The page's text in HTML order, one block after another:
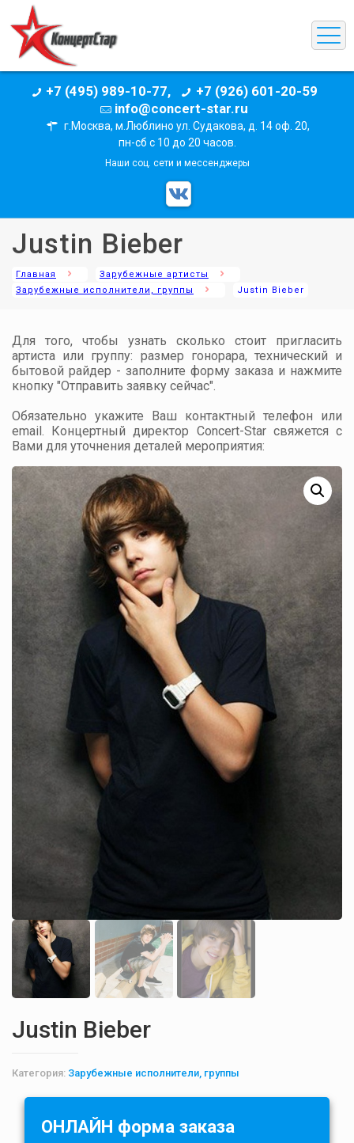
+7 (495) 989-10-77,
+7 (926) 601-20-59
info@concert-star.ru
г.Москва, м.Люблино ул. Судакова, д. 14 оф. 20,
пн-сб с 10 до 20 часов.
Наши соц. сети и мессенджеры
Justin Bieber
Главная
Зарубежные артисты
Зарубежные исполнители, группы
Justin Bieber
Для того, чтобы узнать сколько стоит пригласить
артиста или группу: размер гонорара, технический и
бытовой райдер - заполните форму заказа и нажмите
кнопку "Отправить заявку сейчас".
Обязательно укажите Ваш контактный телефон или
email. Концертный директор Concert-Star свяжется с
Вами для уточнения деталей мероприятия:
Justin Bieber
Категория: Зарубежные исполнители, группы
ОНЛАЙН форма заказа